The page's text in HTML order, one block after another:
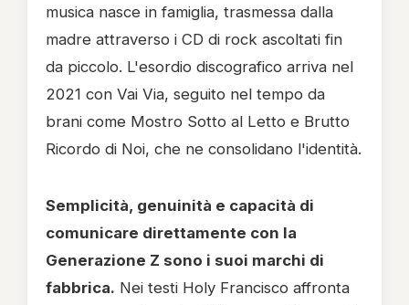
musica nasce in famiglia, trasmessa dalla
madre attraverso i CD di rock ascoltati fin
da piccolo. L'esordio discografico arriva nel
2021 con Vai Via, seguito nel tempo da
brani come Mostro Sotto al Letto e Brutto
Ricordo di Noi, che ne consolidano l'identità.
Semplicità, genuinità e capacità di
comunicare direttamente con la
Generazione Z sono i suoi marchi di
fabbrica. Nei testi Holy Francisco affronta